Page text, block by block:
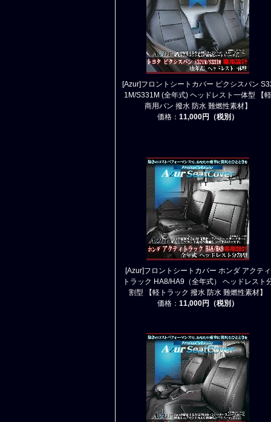
[Azur]フロントシートカバー ピクシスバン
1M/S331M (全年式) ヘッドレスト一体型 【軽
商用バン 撥水 防水 難燃性素材】
価格： 11,000円（税別）
[Azur]フロントシートカバー ホンダ アクティ
トラック HA8/HA9（全年式） ヘッドレスト
割型 【軽トラック 撥水 防水 難燃性素材】
価格： 11,000円（税別）